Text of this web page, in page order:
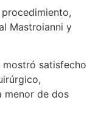
Mastroianni y
mostró satisfecho
menor de dos